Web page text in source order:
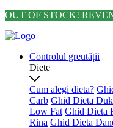
Treci
conținut
OUT OF STOCK!
Controlul greutății
Diete
Cum alegi dieta?
Carb Ghid Dieta
Low Fat Ghid Dieta
Rina Ghid Dieta